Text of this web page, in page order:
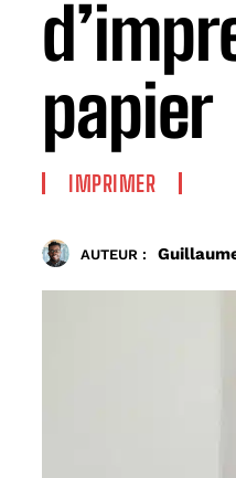
papier
IMPRIMER
AUTEUR :